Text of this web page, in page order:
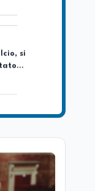
si
La
ricordo
a
il
2026